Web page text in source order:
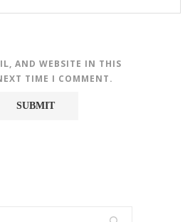
AND WEBSITE IN THIS
TIME I COMMENT.